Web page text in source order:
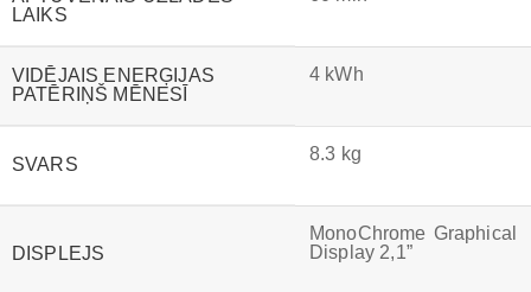
LAIKS
VIDĒJAIS ENERĢIJAS
PATĒRIŅŠ MĒNESĪ
4 kWh
SVARS
8.3 kg
DISPLEJS
MonoChrome Graphical
Display 2,1”